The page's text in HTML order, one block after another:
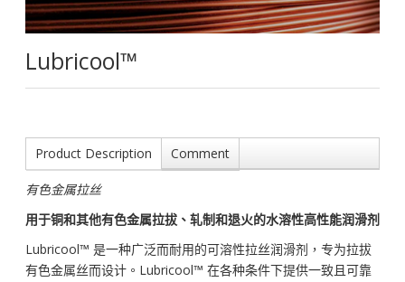
Lubricool™
Product Description Comment
有色金属拉丝
用于铜和其他有色金属拉拔、轧制和退火的水溶性高性能润滑剂
Lubricool™ 是一种广泛而耐用的可溶性拉丝润滑剂，专为拉拔
有色金属丝而设计。Lubricool™ 在各种条件下提供一致且可靠